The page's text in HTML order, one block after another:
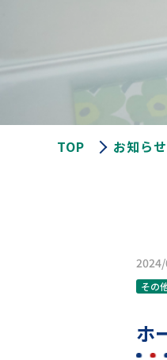
TOP お知ら
その
ホ